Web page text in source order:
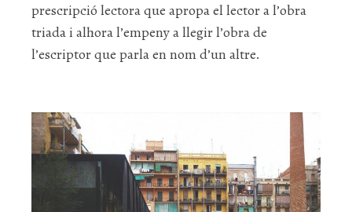
prescripció lectora que apropa el lector a l’obra
triada i alhora l’empeny a llegir l’obra de
l’escriptor que parla en nom d’un altre.